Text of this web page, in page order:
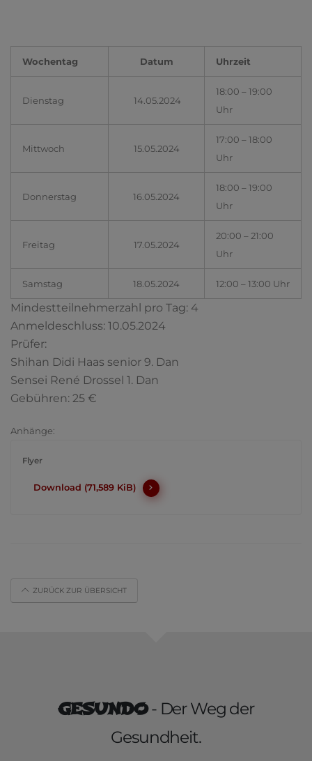
Wochentag Datum Uhrzeit
Dienstag 14.05.2024
18:00 – 19:00
Uhr
Mittwoch 15.05.2024
17:00 – 18:00
Uhr
Donnerstag 16.05.2024
18:00 – 19:00
Uhr
Freitag 17.05.2024
20:00 – 21:00
Uhr
Samstag 18.05.2024 12:00 – 13:00 Uhr
Mindestteilnehmerzahl pro Tag: 4
Anmeldeschluss: 10.05.2024
Prüfer:
Shihan Didi Haas senior 9. Dan
Sensei René Drossel 1. Dan
Gebühren: 25 €
Anhänge:
Flyer
Download (71,589 KiB)
ZURÜCK ZUR ÜBERSICHT
GESUNDO- Der Weg der
Gesundheit.